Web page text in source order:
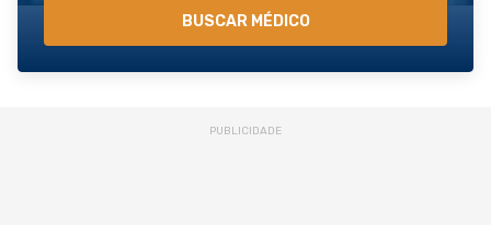
BUSCAR MÉDICO